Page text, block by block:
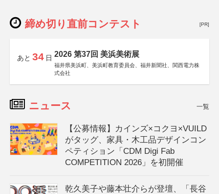
締め切り直前コンテスト [PR]
あと 34 日 2026 第37回 美浜美術展
福井県美浜町、美浜町教育委員会、福井新聞社、関西電力株
式会社
ニュース 一覧
【公募情報】カインズ×コクヨ×VUILD
がタッグ、家具・木工品デザインコン
ペティション「CDM Digi Fab
COMPETITION 2026」を初開催
乾久美子や藤本壮介らが登壇、「長谷